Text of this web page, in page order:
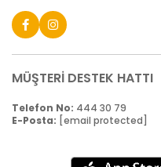
MÜŞTERİ DESTEK HATTI
Telefon No: 444 30 79
E-Posta: [email protected]